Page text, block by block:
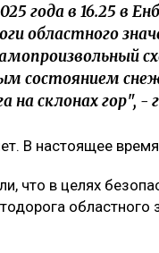
года в 16.25 в
областного
состоянием
на склонах гор", -
В настоящее
что в целях
областного